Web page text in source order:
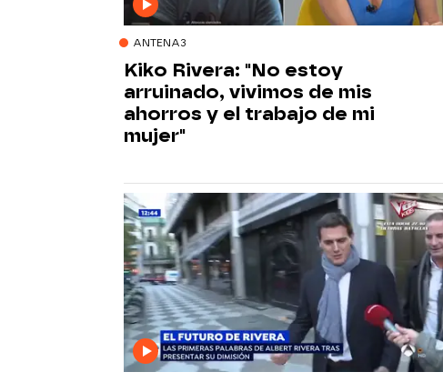
ANTENA3
Kiko Rivera: "No estoy
arruinado, vivimos de mis
ahorros y el trabajo de mi
mujer"